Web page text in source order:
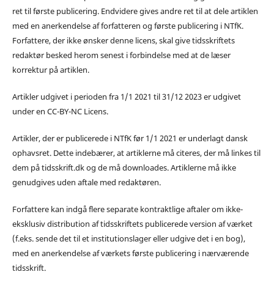
ret til første publicering. Endvidere gives andre ret til at dele artiklen
med en anerkendelse af forfatteren og første publicering i NTfK.
Forfattere, der ikke ønsker denne licens, skal give tidsskriftets
redaktør besked herom senest i forbindelse med at de læser
korrektur på artiklen.
Artikler udgivet i perioden fra 1/1 2021 til 31/12 2023 er udgivet
under en CC-BY-NC Licens.
Artikler, der er publicerede i NTfK før 1/1 2021 er underlagt dansk
ophavsret. Dette indebærer, at artiklerne må citeres, der må linkes til
dem på tidsskrift.dk og de må downloades. Artiklerne må ikke
genudgives uden aftale med redaktøren.
Forfattere kan indgå flere separate kontraktlige aftaler om ikke-
eksklusiv distribution af tidsskriftets publicerede version af værket
(f.eks. sende det til et institutionslager eller udgive det i en bog),
med en anerkendelse af værkets første publicering i nærværende
tidsskrift.